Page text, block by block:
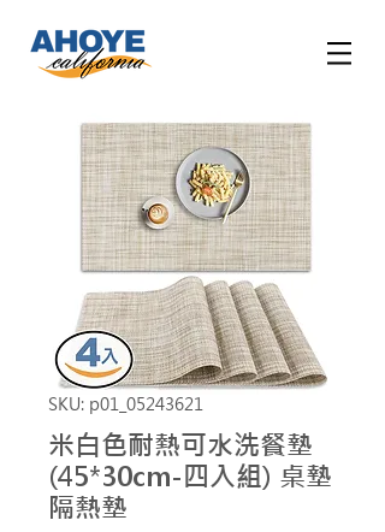
SKU: p01_05243621
米白色耐熱可水洗餐墊
(45*30cm-四入組) 桌墊
隔熱墊